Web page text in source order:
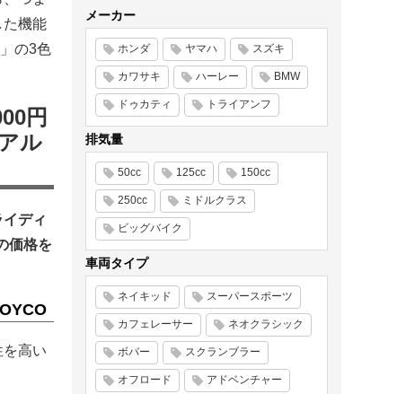
た機能
の3色
円
ル
ディ
価格を
高い
メーカー
ホンダ ヤマハ スズキ
カワサキ ハーレー BMW
ドゥカティ トライアンフ
排気量
50cc 125cc 150cc
250cc ミドルクラス
ビッグバイク
車両タイプ
ネイキッド スーパースポーツ
カフェレーサー ネオクラシック
ボバー スクランブラー
オフロード アドベンチャー